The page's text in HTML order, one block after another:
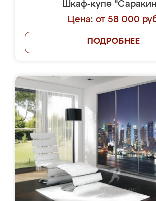
Шкаф-купе
Цена: от 58 000
ПОДРОБНЕЕ